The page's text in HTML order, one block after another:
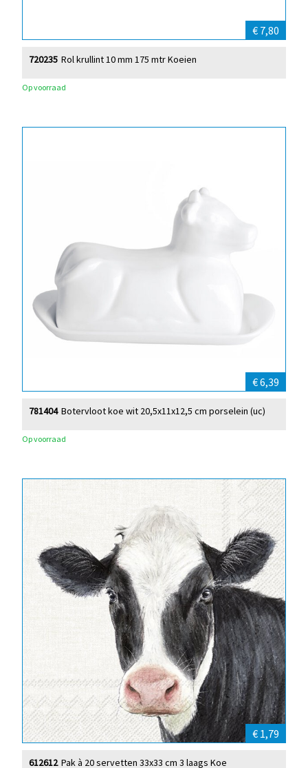
€ 7,80
Rol krullint 10 mm 175 mtr Koeien
720235
Op voorraad
€ 6,39
Botervloot koe wit 20,5x11x12,5 cm porselein (uc)
781404
Op voorraad
€ 1,79
Pak à 20 servetten 33x33 cm 3 laags Koe
612612